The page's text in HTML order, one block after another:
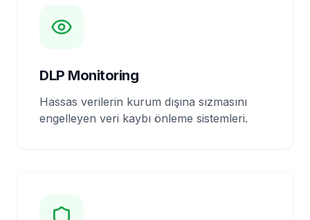
DLP Monitoring
Hassas verilerin kurum dışına sızmasını
engelleyen veri kaybı önleme sistemleri.